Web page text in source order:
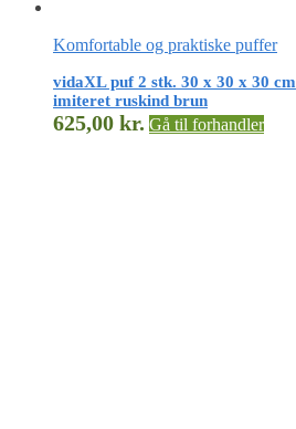
Komfortable og praktiske puffer
vidaXL puf 2 stk. 30 x 30 x 30 cm
imiteret ruskind brun
625,00 kr. Gå til forhandler